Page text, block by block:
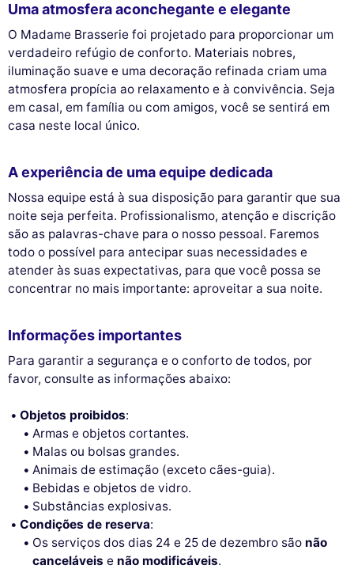
Uma atmosfera aconchegante e elegante
O Madame Brasserie foi projetado para proporcionar um
verdadeiro refúgio de conforto. Materiais nobres,
iluminação suave e uma decoração refinada criam uma
atmosfera propícia ao relaxamento e à convivência. Seja
em casal, em família ou com amigos, você se sentirá em
casa neste local único.
A experiência de uma equipe dedicada
Nossa equipe está à sua disposição para garantir que sua
noite seja perfeita. Profissionalismo, atenção e discrição
são as palavras-chave para o nosso pessoal. Faremos
todo o possível para antecipar suas necessidades e
atender às suas expectativas, para que você possa se
concentrar no mais importante: aproveitar a sua noite.
Informações importantes
Para garantir a segurança e o conforto de todos, por
favor, consulte as informações abaixo:
Objetos proibidos:
Armas e objetos cortantes.
Malas ou bolsas grandes.
Animais de estimação (exceto cães-guia).
Bebidas e objetos de vidro.
Substâncias explosivas.
Condições de reserva:
Os serviços dos dias 24 e 25 de dezembro são não
canceláveis e não modificáveis.